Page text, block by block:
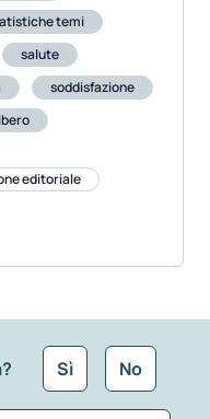
temi
salute
soddisfazione
editoriale
Sì No